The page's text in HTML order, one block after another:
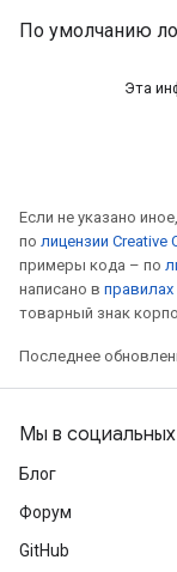
По умолчанию
Эта
Если не указано
по лицензии Creative
примеры кода – по
написано в правилах
товарный знак
Последнее
Мы в социальных
Блог
Форум
GitHub